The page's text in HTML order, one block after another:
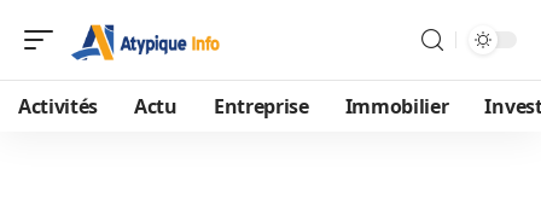
Activités Actu Entreprise Immobilier